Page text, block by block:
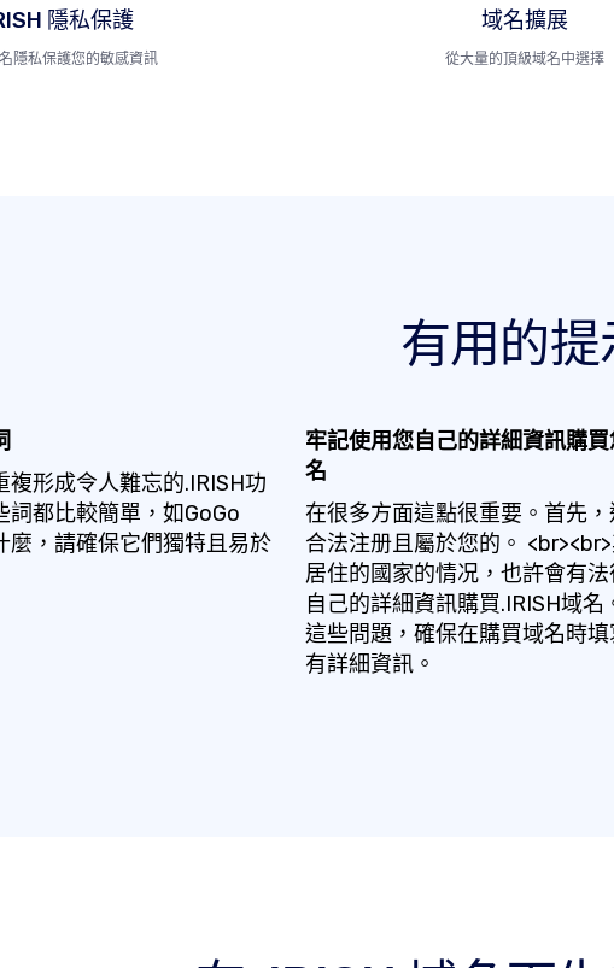
隱私保護
隱私保護您的敏感資訊
域名擴展
從大量的頂級域名中選擇
有用的提
複形成令人難忘的.IRISH功
詞都比較簡單，如GoGo
麼，請確保它們獨特且易於
牢記使用您自己的詳細資訊購
名
在很多方面這點很重要。首先
合法注册且屬於您的。
居住的國家的情况，也許會有
自己的詳細資訊購買.IRISH域名
這些問題，確保在購買域名時
有詳細資訊。